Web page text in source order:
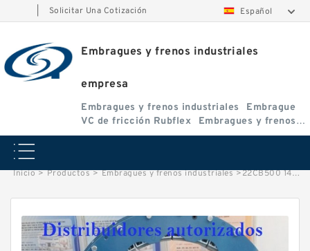
Solicitar Una Cotización Español
Embragues y frenos industriales
empresa
Embragues y frenos industriales
Embrague
VC de fricción Rubflex
Embragues y frenos
VC
Inicio > Productos > Embragues y frenos industriales >22CB500 142435 Eaton Airflex Embragues y Frenos